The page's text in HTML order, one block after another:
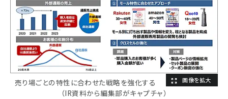
売り場ごとの特性に合わせた戦略を強化する
（IR資料から編集部がキャプチャ）